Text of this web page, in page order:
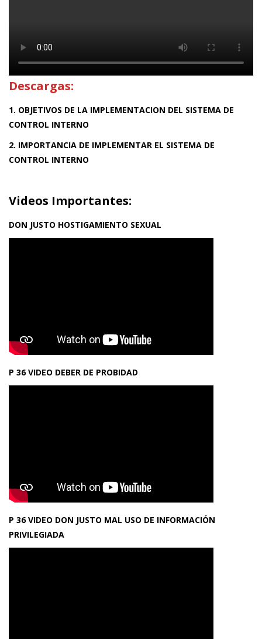
Descargas:
1. OBJETIVOS DE LA IMPLEMENTACION DEL SISTEMA DE
CONTROL INTERNO
2. IMPORTANCIA DE IMPLEMENTAR EL SISTEMA DE
CONTROL INTERNO
Videos Importantes:
DON JUSTO HOSTIGAMIENTO SEXUAL
P 36 VIDEO DEBER DE PROBIDAD
P 36 VIDEO DON JUSTO MAL USO DE INFORMACIÓN
PRIVILEGIADA